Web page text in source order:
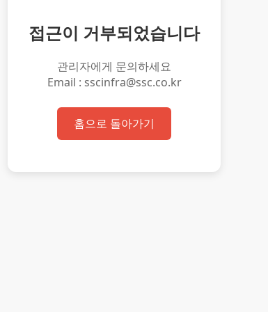
접근이 거부되었습니다
관리자에게 문의하세요
Email : sscinfra@ssc.co.kr
홈으로 돌아가기